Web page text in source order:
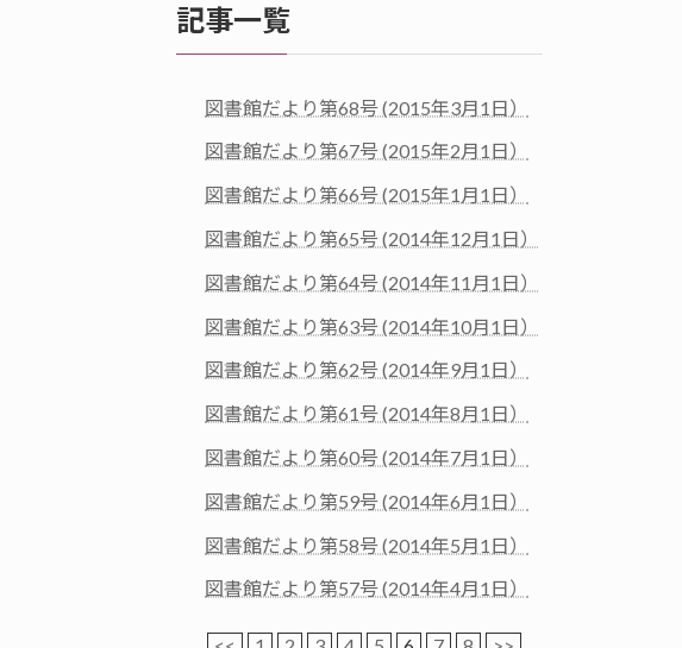
記事一覧
図書館だより第68号 (2015年3月1日）
図書館だより第67号 (2015年2月1日）
図書館だより第66号 (2015年1月1日）
図書館だより第65号 (2014年12月1日）
図書館だより第64号 (2014年11月1日）
図書館だより第63号 (2014年10月1日）
図書館だより第62号 (2014年9月1日）
図書館だより第61号 (2014年8月1日）
図書館だより第60号 (2014年7月1日）
図書館だより第59号 (2014年6月1日）
図書館だより第58号 (2014年5月1日）
図書館だより第57号 (2014年4月1日）